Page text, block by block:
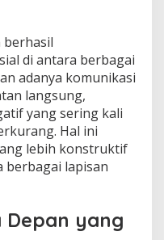
berhasil
di antara berbagai
adanya komunikasi
langsung,
yang sering kali
Hal ini
lebih konstruktif
berbagai lapisan
Depan yang